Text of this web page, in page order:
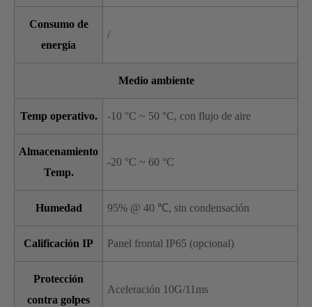
Consumo de
energía
/
Medio ambiente
Temp operativo. -10 °C ~ 50 °C, con flujo de aire
Almacenamiento
Temp.
-20 °C ~ 60 °C
Humedad 95% @ 40 ℃, sin condensación
Calificación IP Panel frontal IP65 (opcional)
Protección
contra golpes
Aceleración 10G/11ms